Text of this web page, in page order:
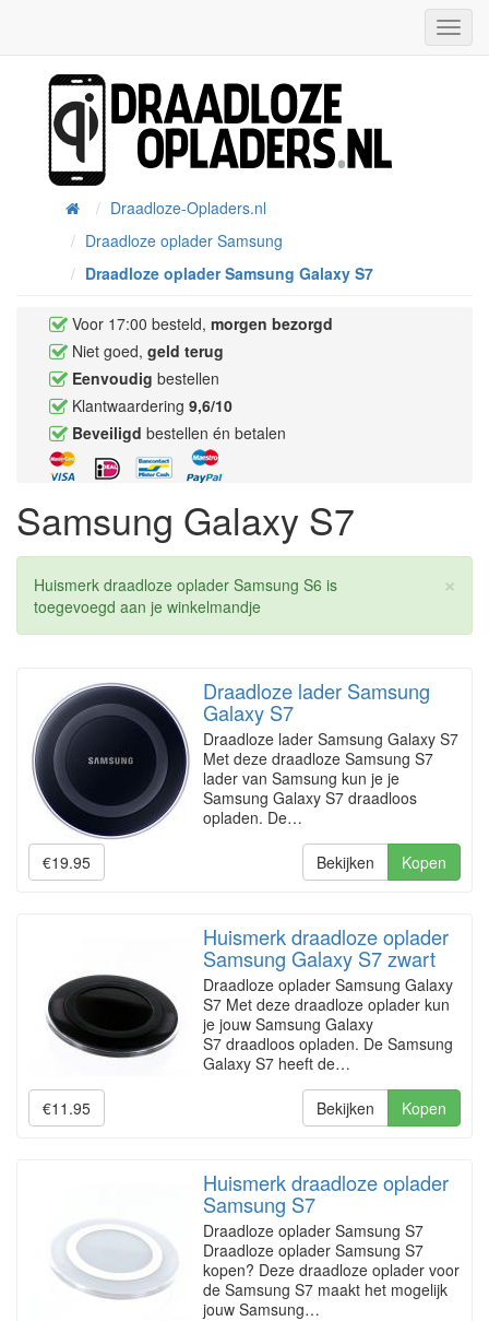
HomeDraadloze-Opladers.nl
Draadloze oplader Samsung
Draadloze oplader Samsung Galaxy S7
Voor 17:00 besteld, morgen bezorgd
Niet goed, geld terug
Eenvoudig bestellen
Klantwaardering 9,6/10
Beveiligd bestellen én betalen
Samsung Galaxy S7
×
Huismerk draadloze oplader Samsung S6 is
toegevoegd aan je winkelmandje
Draadloze lader Samsung
Galaxy S7
Draadloze lader Samsung Galaxy S7
Met deze draadloze Samsung S7
lader van Samsung kun je je
Samsung Galaxy S7 draadloos
opladen. De…
€19.95 Bekijken Kopen
Huismerk draadloze oplader
Samsung Galaxy S7 zwart
Draadloze oplader Samsung Galaxy
S7 Met deze draadloze oplader kun
je jouw Samsung Galaxy
S7 draadloos opladen. De Samsung
Galaxy S7 heeft de…
€11.95 Bekijken Kopen
Huismerk draadloze oplader
Samsung S7
Draadloze oplader Samsung S7
Draadloze oplader Samsung S7
kopen? Deze draadloze oplader voor
de Samsung S7 maakt het mogelijk
jouw Samsung…